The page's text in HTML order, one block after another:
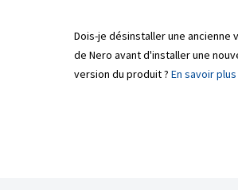
Dois-je désinstaller une ancienne
de Nero avant d'installer une
version du produit ? En savoir plus